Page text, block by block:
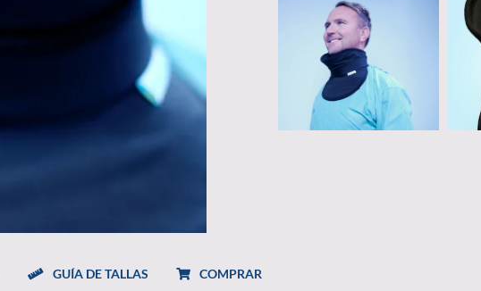
GUÍA DE TALLAS COMPRAR